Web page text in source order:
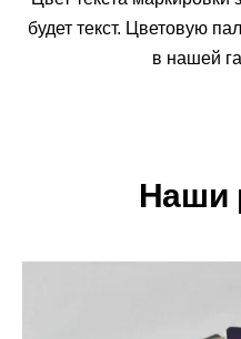
будет текст. Цветовую
в нашей
Наши